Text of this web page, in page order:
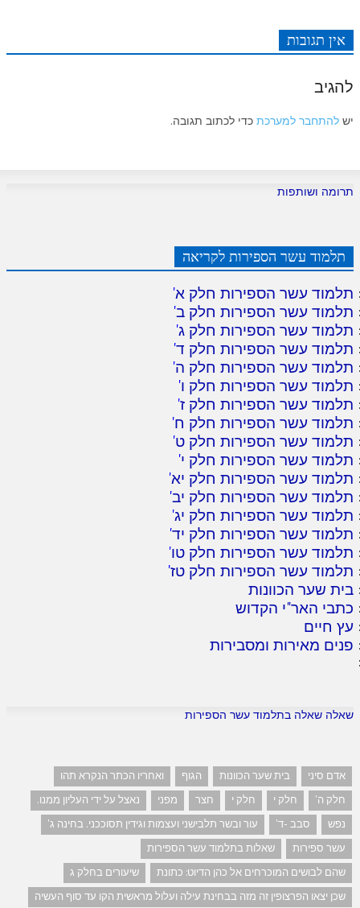
אין תגובות
להגיב
יש להתחבר למערכת כדי לכתוב תגובה.
תרומה ושותפות
תלמוד עשר הספירות לקריאה
תלמוד עשר הספירות חלק א'
תלמוד עשר הספירות חלק ב'
תלמוד עשר הספירות חלק ג'
תלמוד עשר הספירות חלק ד'
תלמוד עשר הספירות חלק ה'
תלמוד עשר הספירות חלק ו'
תלמוד עשר הספירות חלק ז'
תלמוד עשר הספירות חלק ח'
תלמוד עשר הספירות חלק ט'
תלמוד עשר הספירות חלק י'
תלמוד עשר הספירות חלק יא'
תלמוד עשר הספירות חלק יב'
תלמוד עשר הספירות חלק יג'
תלמוד עשר הספירות חלק יד'
תלמוד עשר הספירות חלק טו'
תלמוד עשר הספירות חלק טז'
בית שער הכוונות
כתבי האר"י הקדוש
עץ חיים
פנים מאירות ומסבירות
שאלה שאלה בתלמוד עשר הספירות
אדם סיני בית שער הכוונות הגוף
ואחריו הכתר הנקרא תהו
חלק ה'
חלק י חלק י חצר מפני
נאצל על ידי העליון ממנו.
נפש
סבב -ד'
עור ובשר תלבישני ועצמות וגידין תסוככני. בחינה ג'
עשר ספירות
שאלות בתלמוד עשר הספירות
שהם לבושים המוכרחים אל כהן הדיוט: כתונת
שיעורים בחלק ג
שכן יצאו הפרצופין זה מזה בבחינת עילה ועלול מראשית הקו עד סוף העשיה